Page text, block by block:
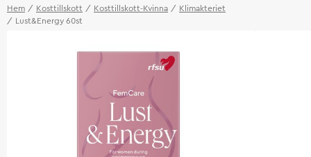
Hem Kosttillskott Kosttillskott-Kvinna
Klimakteriet
Lust&Energy 60st